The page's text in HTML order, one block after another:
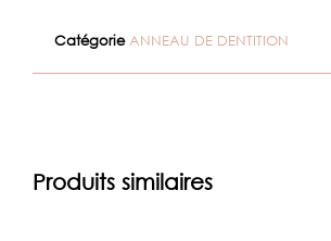
Catégorie ANNEAU DE DENTITION
Produits similaires